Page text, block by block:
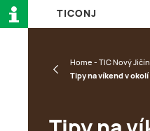
TI CON J
Home - TIC Nový Jičín
Tipy na víkend v